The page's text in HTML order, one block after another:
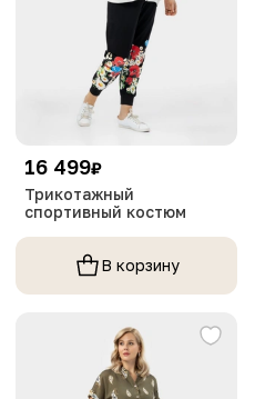
16 499₽
Трикотажный
спортивный костюм
В корзину